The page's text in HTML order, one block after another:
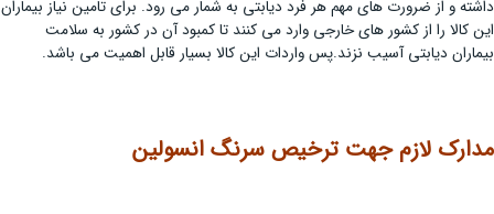
داشته و از ضرورت های مهم هر فرد دیابتی به شمار می رود. برای تامین نیاز بیماران
این کالا را از کشور های خارجی وارد می کنند تا کمبود آن در کشور به سلامت
بیماران دیابتی آسیب نزند.پس واردات این کالا بسیار قابل اهمیت می باشد.
مدارک لازم جهت ترخیص سرنگ انسولین